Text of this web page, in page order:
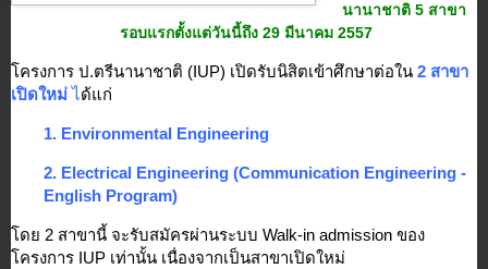
นานาชาติ 5 สาขา
รอบแรกตั้งแต่วันนี้ถึง 29 มีนาคม 2557
โครงการ ป.ตรีนานาชาติ (IUP) เปิดรับนิสิตเข้าศึกษาต่อใน 2 สาขา
เปิดใหม่ ได้แก่
1. Environmental Engineering
2. Electrical Engineering (Communication Engineering -
English Program)
โดย 2 สาขานี้ จะรับสมัครผ่านระบบ Walk-in admission ของ
โครงการ IUP เท่านั้น เนื่องจากเป็นสาขาเปิดใหม่